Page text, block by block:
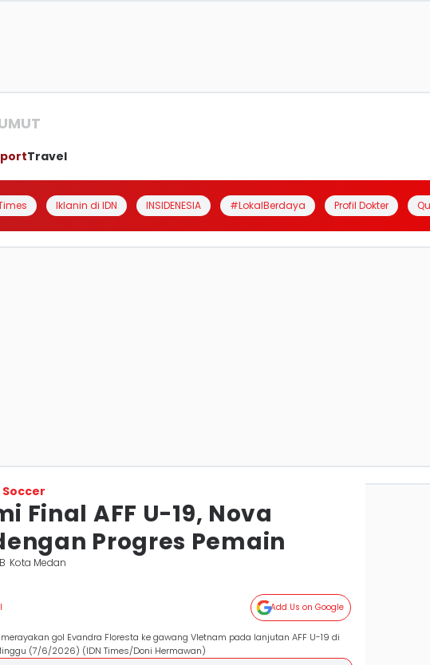
Travel
Iklanin di IDN INSIDENESIA #LokalBerdaya Profil Dokter
Soccer
Final AFF U-19, Nova
Progres Pemain
Kota Medan
Add Us on Google
gol Evandra Floresta ke gawang VIetnam pada lanjutan AFF U-19 di
(7/6/2026) (IDN Times/Doni Hermawan)